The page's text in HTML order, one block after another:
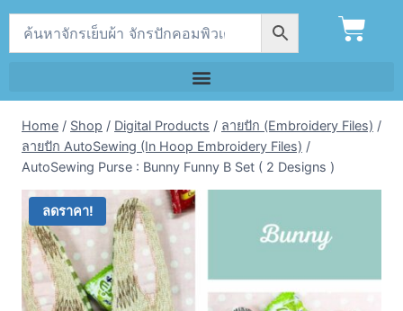
Home / Shop / Digital Products / ลายปัก (Embroidery Files) /
ลายปัก AutoSewing (In Hoop Embroidery Files) /
AutoSewing Purse : Bunny Funny B Set ( 2 Designs )
ลดราคา!